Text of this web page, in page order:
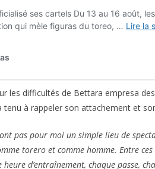
les difficultés de Bettara empresa
tenu à rappeler son attachement et
pas pour moi un simple lieu de
torero et comme homme. Entre
heure d’entraînement, chaque passe,